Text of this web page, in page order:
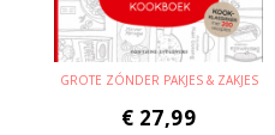
GROTE ZÓNDER PAKJES & ZAKJES
€ 27,99